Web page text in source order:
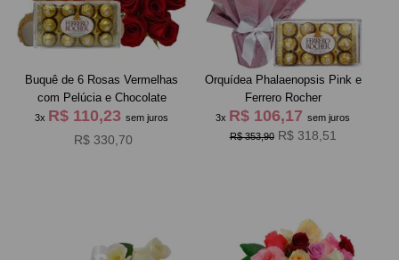
Buquê de 6 Rosas Vermelhas
com Pelúcia e Chocolate
3x R$ 110,23sem juros
R$ 330,70
Orquídea Phalaenopsis Pink e
Ferrero Rocher
3x R$ 106,17sem juros
R$ 353,90 R$ 318,51